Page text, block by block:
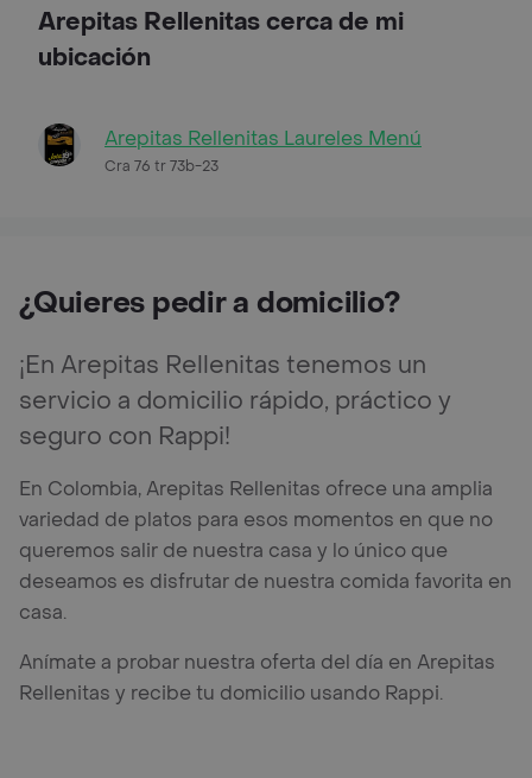
Arepitas Rellenitas cerca de mi
ubicación
Arepitas Rellenitas Laureles Menú
Cra 76 tr 73b-23
¿Quieres pedir a domicilio?
¡En Arepitas Rellenitas tenemos un
servicio a domicilio rápido, práctico y
seguro con Rappi!
En Colombia, Arepitas Rellenitas ofrece una amplia
variedad de platos para esos momentos en que no
queremos salir de nuestra casa y lo único que
deseamos es disfrutar de nuestra comida favorita en
casa.
Anímate a probar nuestra oferta del día en Arepitas
Rellenitas y recibe tu domicilio usando Rappi.